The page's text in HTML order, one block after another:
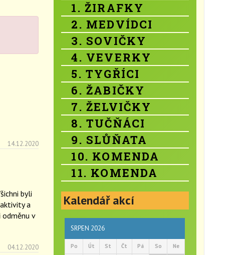
14.12.2020
byli
a
v
04.12.2020
1. ŽIRAFKY
2. MEDVÍDCI
3. SOVIČKY
4. VEVERKY
5. TYGŘÍCI
6. ŽABIČKY
7. ŽELVIČKY
8. TUČŇÁCI
9. SLŮŇATA
10. KOMENDA
11. KOMENDA
Kalendář akcí
SRPEN 2026
Po Út St Čt Pá So Ne